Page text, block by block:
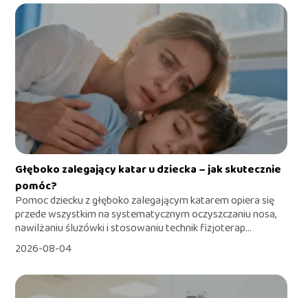
Głęboko zalegający katar u dziecka – jak skutecznie
pomóc?
Pomoc dziecku z głęboko zalegającym katarem opiera się
przede wszystkim na systematycznym oczyszczaniu nosa,
nawilżaniu śluzówki i stosowaniu technik fizjoterap...
2026-08-04